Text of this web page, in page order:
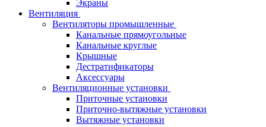
Экраны
Вентиляция
Вентиляторы промышленные
Канальные прямоугольные
Канальные круглые
Крышные
Дестратификаторы
Аксессуары
Вентиляционные установки
Приточные установки
Приточно-вытяжные установки
Вытяжные установки